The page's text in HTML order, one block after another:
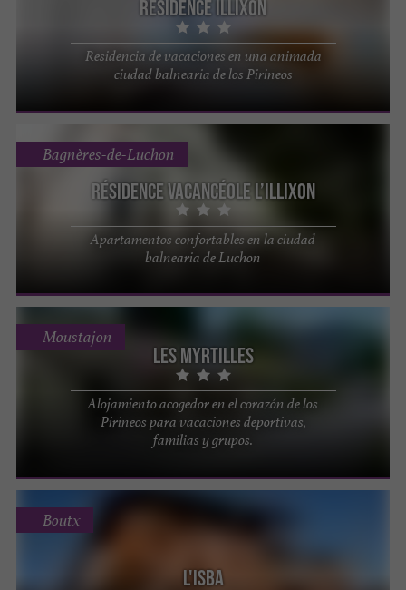
Résidence Illixon
Residencia de vacaciones en una animada
ciudad balnearia de los Pirineos
Résidence Vacancéole L’Illixon
Apartamentos confortables en la ciudad
balnearia de Luchon
Bagnères-de-Luchon
Les Myrtilles
Alojamiento acogedor en el corazón de los
Pirineos para vacaciones deportivas,
familias y grupos.
Moustajon
L'ISBA
Boutx